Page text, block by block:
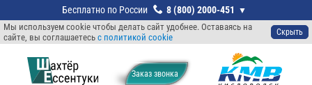
Мы используем cookie чтобы делать сайт удобнее. Оставаясь на
сайте, вы соглашаетесь с политикой cookie Скрыть
Заказ звонкa
8 (800) 2000-451